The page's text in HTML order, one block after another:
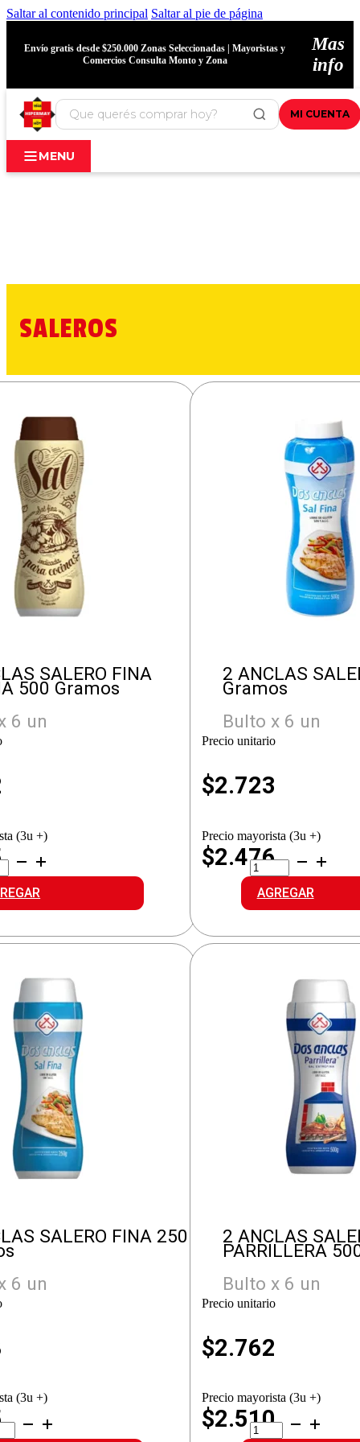
Saltar al contenido principal Saltar al pie de página
Envío gratis desde $250.000 Zonas Seleccionadas | Mayoristas y
Comercios Consulta Monto y Zona
Mas
info
MI CUENTA
MENU
SALEROS
SALERO FINA
500 Gramos
6 un
(3u +)
2 ANCLAS
Gramos
Bulto x 6 un
Precio unitario
$2.723
Precio mayorista (3u +)
$2.476
2
ANCLAS
SALERO
FINA
AGREGAR
SALERO FINA 250
6 un
(3u +)
2 ANCLAS
PARRILLERA
Bulto x 6 un
Precio unitario
$2.762
Precio mayorista (3u +)
$2.510
2
ANCLAS